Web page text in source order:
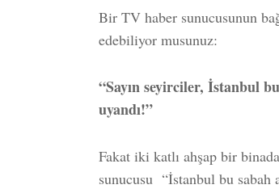
Bir TV haber sunucusunun
edebiliyor musunuz:
“Sayın seyirciler, İstanbul
uyandı!”
Fakat iki katlı ahşap bir
sunucusu “İstanbul bu sabah